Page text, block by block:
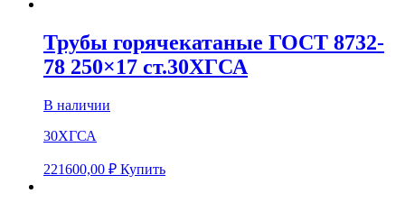
Трубы горячекатаные ГОСТ 8732-
78 250×17 ст.30ХГСА
В наличии
30ХГСА
221600,00 ₽ Купить